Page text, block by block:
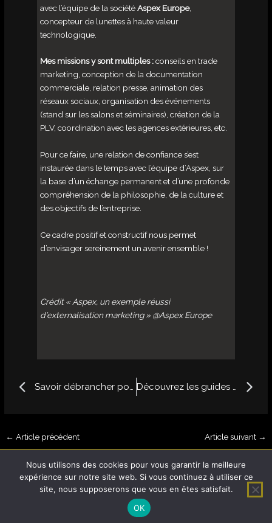
avec l’équipe de la sociétéAspex Europe,
concepteur de lunettes à haute valeur
technologique.
Mes missions y sont multiples :conseils en trade
marketing, conception de la documentation
commerciale, relation presse, animation des
réseaux sociaux, organisation des événements
(stand sur les salons et séminaires), création de la
PLV, coordination avec les agences extérieures, etc.
Pour ce faire, une relation de confiance s’est
instaurée dans le temps avec l’équipe d’Aspex, sur
la base d’un échange permanent et d’une profonde
compréhension de la philosophie, de la culture et
des objectifs de l’entreprise.
Ce cadre positif et constructif nous permet
d’envisager sereinement un avenir ensemble !
Crédit « Aspex, un exemple réussi
d’externalisation marketing » @Aspex Europe
Prev Savoir débrancher pour un indépendant… Découvrez les guides de tourisme durable Viatao !
← Article précédent Article suivant →
Sanouk ! 2021 |Mentions légales
Nous utilisons des cookies pour vous garantir la meilleure
expérience sur notre site web. Si vous continuez à utiliser ce
site, nous supposerons que vous en êtes satisfait.
OK